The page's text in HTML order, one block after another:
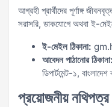
আগ্রহী প্রার্থীদের পূর্ণাঙ্গ
সরাসরি, ডাকযোগে অথবা ই-
ই-মেইল ঠিকানা:
আবেদন পাঠানোর ঠিকানা:
ডিপার্টমেন্ট-১,
প্রয়োজনীয় নথিপত্র